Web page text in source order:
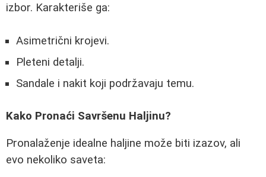
izbor. Karakteriše ga:
Asimetrični krojevi.
Pleteni detalji.
Sandale i nakit koji podržavaju temu.
Kako Pronaći Savršenu Haljinu?
Pronalaženje idealne haljine može biti izazov, ali
evo nekoliko saveta: